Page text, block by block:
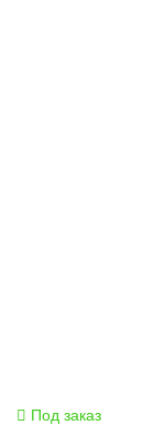
Под заказ